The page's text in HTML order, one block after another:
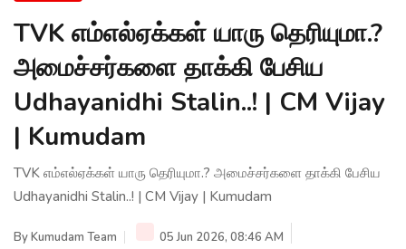
TVK எம்எல்ஏக்கள் யாரு தெரியுமா.?
அமைச்சர்களை தாக்கி பேசிய
Udhayanidhi Stalin..! | CM Vijay
| Kumudam
TVK எம்எல்ஏக்கள் யாரு தெரியுமா.? அமைச்சர்களை தாக்கி பேசிய
Udhayanidhi Stalin..! | CM Vijay | Kumudam
ByKumudam Team
05 Jun 2026, 08:46 AM